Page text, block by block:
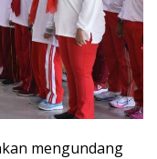
mengundang